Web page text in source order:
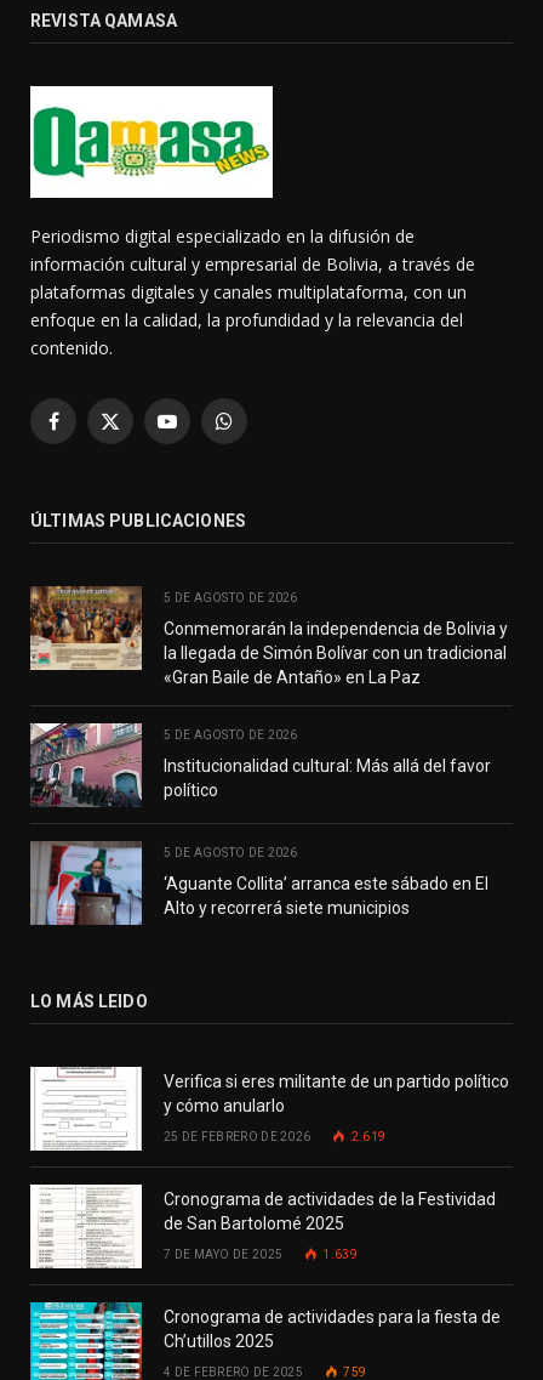
REVISTA QAMASA
Periodismo digital especializado en la difusión de
información cultural y empresarial de Bolivia, a través de
plataformas digitales y canales multiplataforma, con un
enfoque en la calidad, la profundidad y la relevancia del
contenido.
Facebook
X
YouTubeWhatsApp
ÚLTIMAS PUBLICACIONES
5 DE AGOSTO DE 2026
Conmemorarán la independencia de Bolivia y
la llegada de Simón Bolívar con un tradicional
«Gran Baile de Antaño» en La Paz
5 DE AGOSTO DE 2026
Institucionalidad cultural: Más allá del favor
político
5 DE AGOSTO DE 2026
‘Aguante Collita’ arranca este sábado en El
Alto y recorrerá siete municipios
LO MÁS LEIDO
Verifica si eres militante de un partido político
y cómo anularlo
25 DE FEBRERO DE 2026 2.619
Cronograma de actividades de la Festividad
de San Bartolomé 2025
7 DE MAYO DE 2025 1.639
Cronograma de actividades para la fiesta de
Ch’utillos 2025
4 DE FEBRERO DE 2025 759